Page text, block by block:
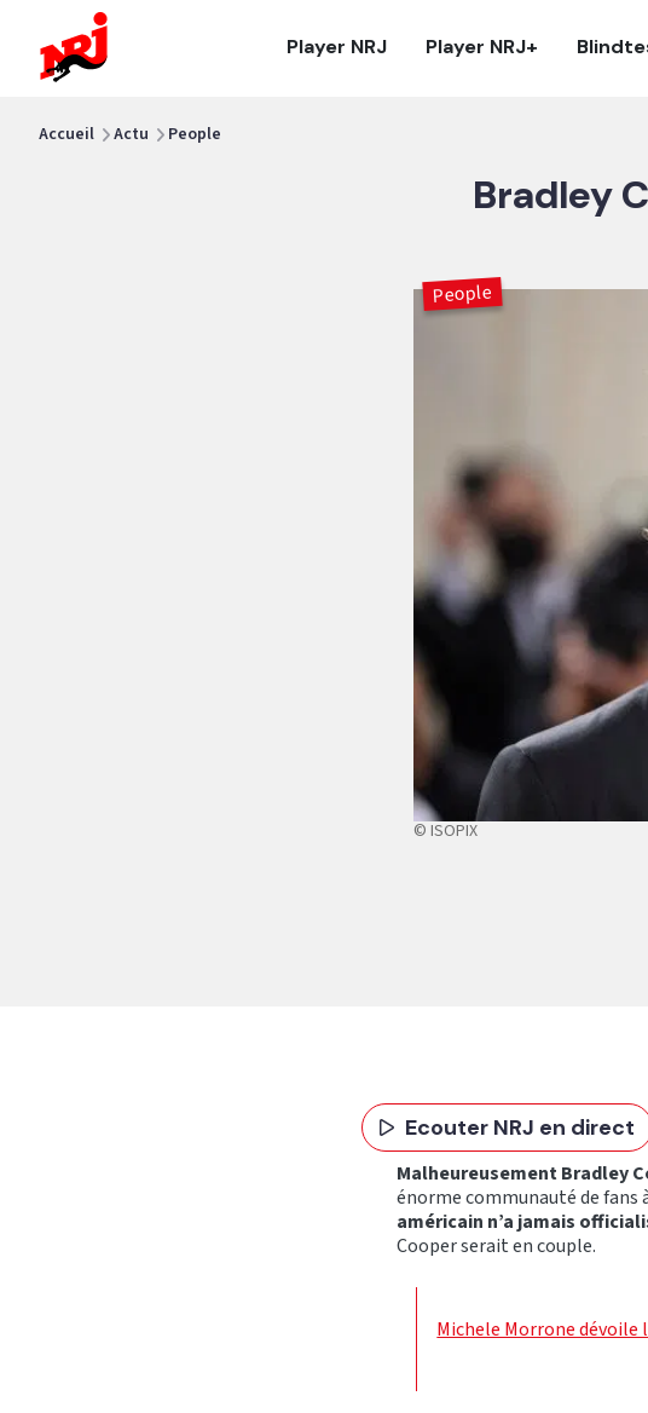
Player NRJ Player NRJ+
Accueil Actu People
Bradley
People
© ISOPIX
Ecouter NRJ en direct
Malheureusement Bradley
énorme communauté de fans
américain n’a jamais
Cooper serait en couple.
Michele Morrone